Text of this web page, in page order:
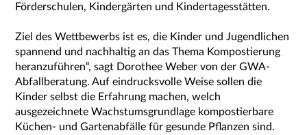
Förderschulen, Kindergärten und Kindertagesstätten.
Ziel des Wettbewerbs ist es, die Kinder und Jugendlichen
spannend und nachhaltig an das Thema Kompostierung
heranzuführen“, sagt Dorothee Weber von der GWA-
Abfallberatung. Auf eindrucksvolle Weise sollen die
Kinder selbst die Erfahrung machen, welch
ausgezeichnete Wachstumsgrundlage kompostierbare
Küchen- und Gartenabfälle für gesunde Pflanzen sind.